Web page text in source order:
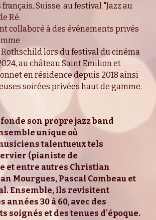
Suisse, au festival "Jazz au
Ré.
collaboré à des événements privés
lors du festival du cinéma
au château Saint Emilion et
en résidence depuis 2018 ainsi
soirées privées haut de gamme.
fonde son propre jazz band
unique où
talentueux tels
(pianiste de
et entre autres Christian
Mourgues, Pascal Combeau et
Ensemble, ils revisitent
années 30 à 60, avec des
soignés et des tenues d'époque.